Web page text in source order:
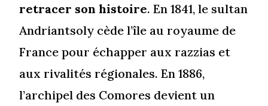
retracer son histoire. En 1841, le sultan
Andriantsoly cède l’île au royaume de
France pour échapper aux razzias et
aux rivalités régionales. En 1886,
l’archipel des Comores devient un